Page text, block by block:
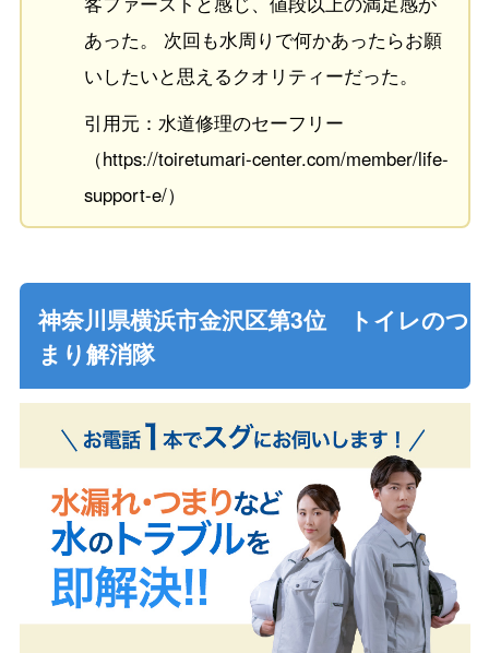
あった。 次回も水周りで何かあったらお願
いしたいと思えるクオリティーだった。
引用元：水道修理のセーフリー
（https://toiretumari-center.com/member/life-
support-e/）
神奈川県横浜市金沢区第3位 トイレのつ
まり解消隊